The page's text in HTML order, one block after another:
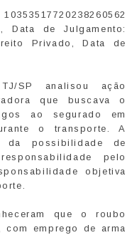
Data de Julgamento:
Privado, Data de
SP analisou ação
que buscava o
ao segurado em
o transporte. A
da possibilidade de
pelo
objetiva
que o roubo
com emprego de arma